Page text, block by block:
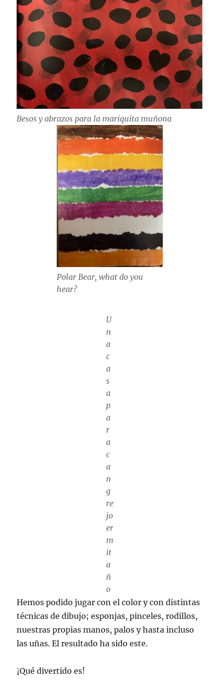
Besos y abrazos para la mariquita muñona
Polar Bear, what do you
hear?
U
n
a
c
a
s
a
p
a
r
a
c
a
n
g
re
jo
er
m
it
a
ñ
o
Hemos podido jugar con el color y con distintas
técnicas de dibujo; esponjas, pinceles, rodillos,
nuestras propias manos, palos y hasta incluso
las uñas. El resultado ha sido este.
¡Qué divertido es!